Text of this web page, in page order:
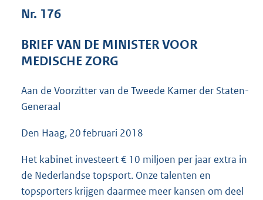
e
8
Nr. 176
BRIEF VAN DE MINISTER VOOR
MEDISCHE ZORG
Aan de Voorzitter van de Tweede Kamer der Staten-
Generaal
Den Haag, 20 februari 2018
Het kabinet investeert € 10 miljoen per jaar extra in
de Nederlandse topsport. Onze talenten en
topsporters krijgen daarmee meer kansen om deel